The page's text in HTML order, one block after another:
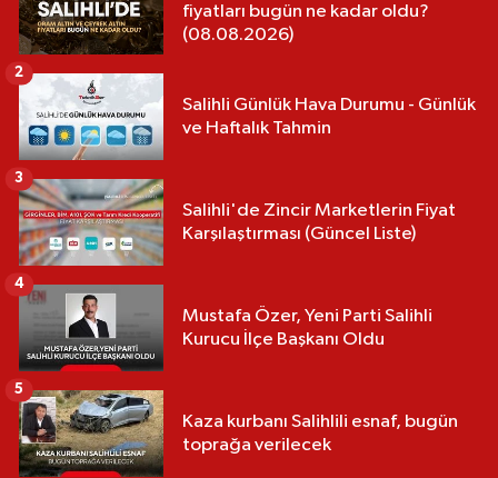
fiyatları bugün ne kadar oldu?
(08.08.2026)
Salihli Günlük Hava Durumu - Günlük
ve Haftalık Tahmin
2
Salihli'de Zincir Marketlerin Fiyat
Karşılaştırması (Güncel Liste)
3
Mustafa Özer, Yeni Parti Salihli
Kurucu İlçe Başkanı Oldu
4
Kaza kurbanı Salihlili esnaf, bugün
toprağa verilecek
5